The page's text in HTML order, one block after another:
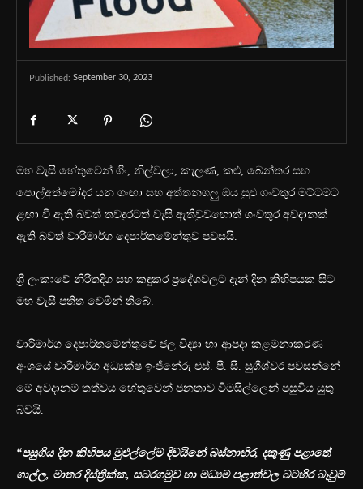
Published: September 30, 2023
මහ වැසි හේතුවෙන් ගිං, නිල්වලා, කැලණ, කළු, බෙන්තර සහ
පොල්අත්මෝදර යන ගංඟා සහ අත්තනගලු ඔය සුළු ගංවතුර මට්ටමට
ළඟා වී ඇති බවත් තවදුරටත් වැසි ඇතිවුවහොත් ගංවතුර අවදානක්
ඇති බවත් වාරිමාර්ග දෙපාර්තමේන්තුව පවසයි.
ශ්‍රී ලංකාවේ නිරිතදිග සහ කඳුකර ප්‍රදේශවලට දැන් දින කිහිපයක සිට
මහ වැසි පතිත වෙමින් තිබේ.
වාරිමාර්ග දෙපාර්තමේන්තුවේ ජල විද්‍යා හා ආපදා කළමනාකරණ
අංශයේ වාරිමාර්ග අධ්‍යක්ෂ ඉංජිනේරු එස්. පී. සී. සුගීශ්වර පවසන්නේ
මේ අවදානම් තත්වය හේතුවෙන් ජනතාව විමසිල්ලෙන් පසුවිය යුතු
බවයි.
“පසුගිය දින කිහිපය මුළුල්ලේම දිවයිනේ බස්නාහිර, දකුණු පළාතේ
ගාල්ල, මාතර දිස්ත්‍රික්ක, සබරගමුව හා මධ්‍යම පළාත්වල බටහිර බෑවුම්